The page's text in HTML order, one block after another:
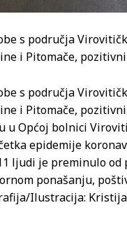
s područja
i Pitomače,
s područja
i Pitomače,
Općoj bolnici
epidemije
ljudi je preminulo od
ponašanju,
Ilustracija: